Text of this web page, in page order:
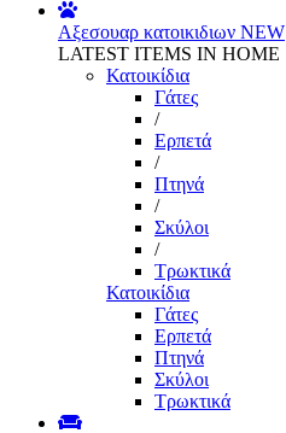
Αξεσουαρ κατοικιδιων NEW
LATEST ITEMS IN HOME
Κατοικίδια
Γάτες
/
Ερπετά
/
Πτηνά
/
Σκύλοι
/
Τρωκτικά
Κατοικίδια
Γάτες
Ερπετά
Πτηνά
Σκύλοι
Τρωκτικά